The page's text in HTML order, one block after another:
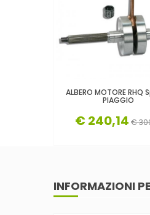
ALBERO MOTORE RHQ
PIAGGIO
€ 240,14 €
INFORMAZIONI